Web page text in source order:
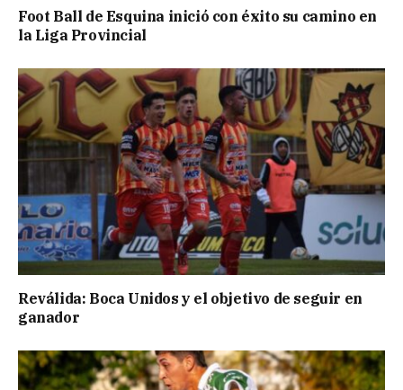
Foot Ball de Esquina inició con éxito su camino en
la Liga Provincial
Reválida: Boca Unidos y el objetivo de seguir en
ganador